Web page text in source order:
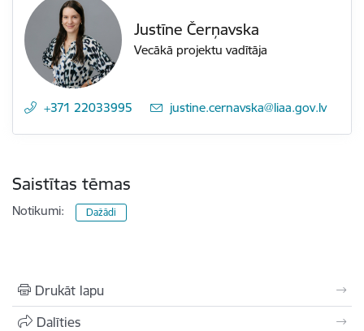
Justīne Čerņavska
Vecākā projektu vadītāja
+371 22033995 E-pasts:
justine.cernavska@liaa.gov.lv
Saistītas tēmas
Notikumi: Dažādi
Drukāt lapu
Dalīties